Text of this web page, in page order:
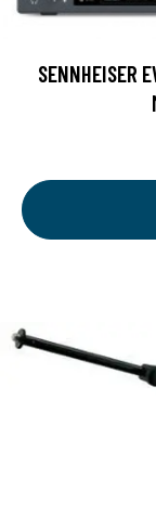
SENNHEISER